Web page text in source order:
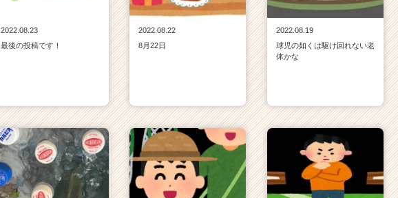
2022.08.23
最後の投稿です！
2022.08.22
8月22日
2022.08.19
球児の如くは駆け回れない老
体かな